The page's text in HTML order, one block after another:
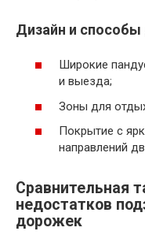
Дизайн и способы
Широкие
и выезда;
Зоны для
Покрытие с
направлений
Сравнительная
недостатков
дорожек